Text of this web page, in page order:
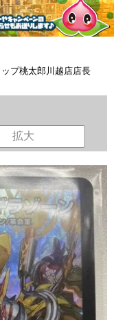
プ桃太郎川越店店長
拡大